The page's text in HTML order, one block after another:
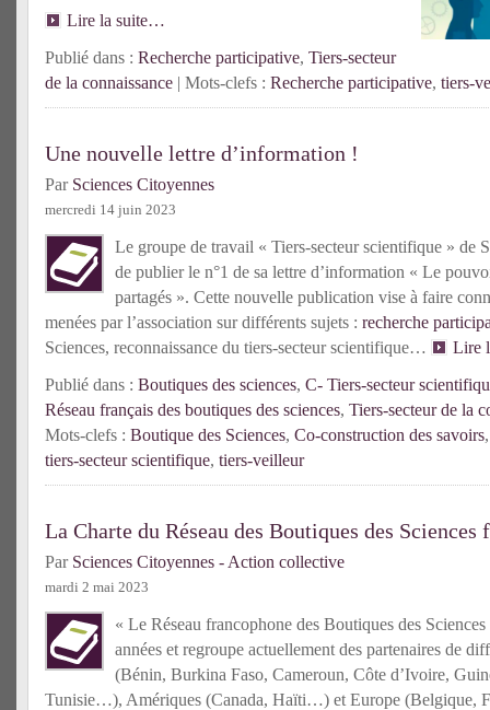
Lire la suite…
Publié dans : Recherche participative, Tiers-secteur
de la connaissance | Mots-clefs : Recherche participative, tiers-
Une nouvelle lettre d’information !
Par Sciences Citoyennes
mercredi 14 juin 2023
Le groupe de travail « Tiers-secteur scientifique » de
de publier le n°1 de sa lettre d’information « Le
partagés ». Cette nouvelle publication vise à faire
menées par l’association sur différents sujets : recherche
Sciences, reconnaissance du tiers-secteur scientifique…
Lire
Publié dans : Boutiques des sciences, C- Tiers-secteur
Réseau français des boutiques des sciences, Tiers-secteur de la
Mots-clefs : Boutique des Sciences, Co-construction des savoirs
tiers-secteur scientifique, tiers-veilleur
La Charte du Réseau des Boutiques des Sciences
Par Sciences Citoyennes - Action collective
mardi 2 mai 2023
« Le Réseau francophone des Boutiques des
années et regroupe actuellement des partenaires de
(Bénin, Burkina Faso, Cameroun, Côte d’Ivoire,
Tunisie…), Amériques (Canada, Haïti…) et Europe (Belgique,